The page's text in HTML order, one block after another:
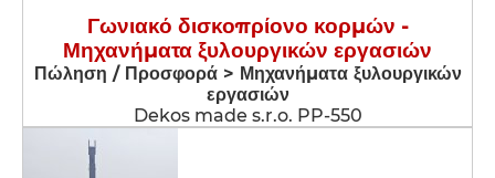
Γωνιακό δισκοπρίονο κορμών -
Μηχανήματα ξυλουργικών εργασιών
Πώληση / Προσφορά > Μηχανήματα ξυλουργικών
εργασιών
Dekos made s.r.o. PP-550